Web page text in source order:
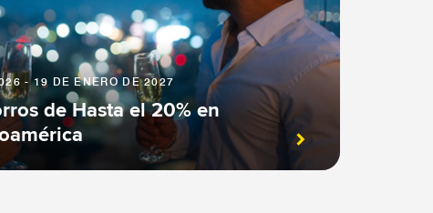
- 19 DE ENERO DE 2027
de Hasta el 20% en